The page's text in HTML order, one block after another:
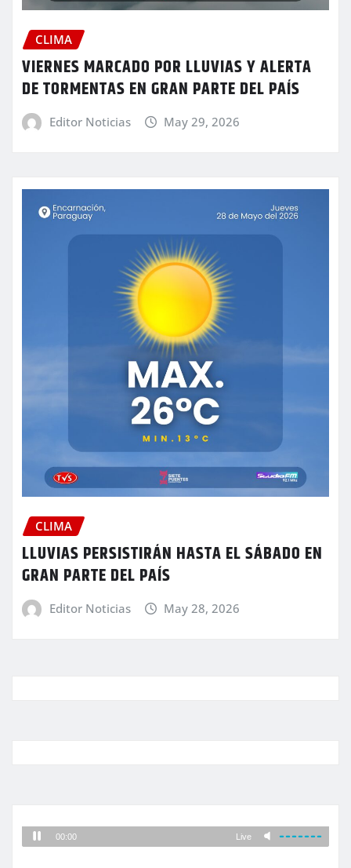
CLIMA
VIERNES MARCADO POR LLUVIAS Y ALERTA
DE TORMENTAS EN GRAN PARTE DEL PAÍS
Editor Noticias May 29, 2026
CLIMA
LLUVIAS PERSISTIRÁN HASTA EL SÁBADO EN
GRAN PARTE DEL PAÍS
Editor Noticias May 28, 2026